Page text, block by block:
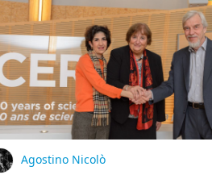
Agostino Nicolò